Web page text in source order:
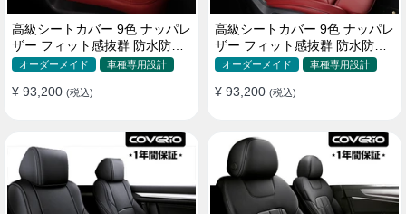
高級シートカバー 9色 ナッパレ
ザー フィット感抜群 防水防汚
オーダーメイド 全席セット
オーダーメイド 車種専用設計
¥ 93,200 (税込)
高級シートカバー 9色 ナッパレ
ザー フィット感抜群 防水防汚
オーダーメイド 全席セット
オーダーメイド 車種専用設計
¥ 93,200 (税込)